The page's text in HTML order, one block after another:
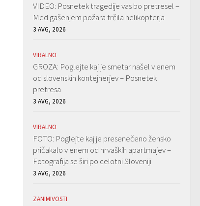
VIDEO: Posnetek tragedije vas bo pretresel –
Med gašenjem požara trčila helikopterja
3 AVG, 2026
VIRALNO
GROZA: Poglejte kaj je smetar našel v enem
od slovenskih kontejnerjev – Posnetek
pretresa
3 AVG, 2026
VIRALNO
FOTO: Poglejte kaj je presenečeno žensko
pričakalo v enem od hrvaških apartmajev –
Fotografija se širi po celotni Sloveniji
3 AVG, 2026
ZANIMIVOSTI